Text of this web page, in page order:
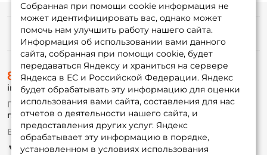
Собранная при помощи cookie информация не
может идентифицировать вас, однако может
помочь нам улучшить работу нашего сайта.
Информация об использовании вами данного
сайта, собранная при помощи cookie, будет
передаваться Яндексу и храниться на сервере
Яндекса в ЕС и Российской Федерации. Яндекс
будет обрабатывать эту информацию для оценки
использования вами сайта, составления для нас
отчетов о деятельности нашего сайта, и
предоставления других услуг. Яндекс
обрабатывает эту информацию в порядке,
установленном в условиях использования
Информация
О магазине
Доставка
Оплата
Fox-bonus
Гуру
Партнерская программа
8 (495) 532-77-88
info@foxfishing.ru
По вопросам с заказом
г. Москва, ул. Плеханова д.7
Ежедневно 10:00 до 20:00